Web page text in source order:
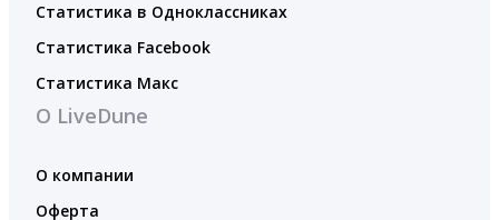
Статистика в Одноклассниках
Статистика Facebook
Статистика Макс
О LiveDune
О компании
Оферта